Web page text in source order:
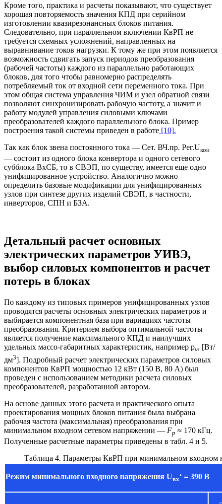
Кроме того, практика и расчеты показывают, что существует
хорошая повторяемость значения КПД при серийном
изготовлении квазирезонансных блоков питания.
Следовательно, при параллельном включении КвРП не
требуется схемных усложнений, направленных на
выравнивание токов нагрузки. К тому же при этом появляется
возможность сдвигать запуск периодов преобразования
(рабочей частоты) каждого из параллельно работающих
блоков, для того чтобы равномерно распределять
потребляемый ток от входной сети переменного тока. При
этом общая система управления ЧИМ и узел обратной связи
позволяют синхронизировать рабочую частоту, а значит и
работу модулей управления силовыми ключами
преобразователей каждого параллельного блока. Пример
построения такой системы приведен в работе [10].
Так как блок звена постоянного тока — Сет. ВЧ.пр. Рег.Uкон
— состоит из одного блока конвертора и одного сетевого
субблока ВхСБ, то в СВЭП, по существу, имеется еще одно
унифицированное устройство. Аналогично можно
определить базовые модификации для унифицированных
узлов при синтезе других изделий СВЭП, в частности,
инверторов, СПН и БЗА.
Детальный расчет основных
электрических параметров УИВЭ,
выбор силовых компонентов и расчет
потерь в блоках
По каждому из типовых примеров унифицированных узлов
проводятся расчеты основных электрических параметров и
выбирается компонентная база при вариациях частоты
преобразования. Критерием выбора оптимальной частоты
является получение максимального КПД и наилучших
удельных массо-габаритных характеристик, например pv, [Вт/
дм3]. Подробный расчет электрических параметров силовых
компонентов КвРП мощностью 12 кВт (150 В, 80 А) был
проведен с использованием методики расчета силовых
преобразователей, разработанной автором.
На основе данных этого расчета и практического опыта
проектирования мощных блоков питания была выбрана
рабочая частота (максимальная) преобразования при
минимальном входном сетевом напряжении — Fр ≈ 170 кГц.
Полученные расчетные параметры приведены в табл. 4 и 5.
Таблица 4. Параметры КвРП при минимальном входном
Режим минимального входного напряжения Uвх‘ = 390 В